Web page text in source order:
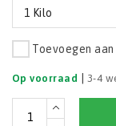
1 Kilo
Toevoegen
Op voorraad 3-4